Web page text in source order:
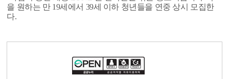
을 원하는 만 19세에서 39세 이하 청년들을 연중 상시 모집한
다.